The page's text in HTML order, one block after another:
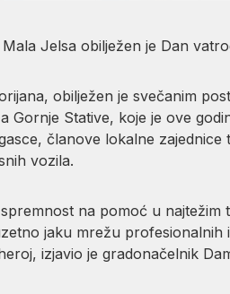
Jelsa obilježen je Dan
obilježen je svečanim
Gornje Stative, koje je ove
članove lokalne zajednice
vozila.
na pomoć u najtežim
jaku mrežu
izjavio je gradonačelnik